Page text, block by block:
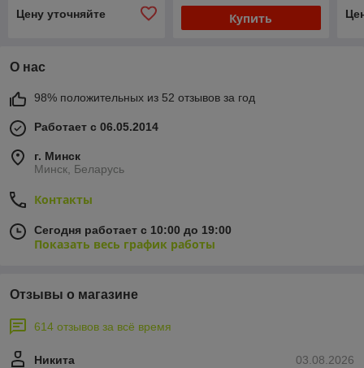
Цену уточняйте
Купить
О нас
98% положительных из 52 отзывов за год
Работает с 06.05.2014
г. Минск
Минск, Беларусь
Контакты
Сегодня работает с 10:00 до 19:00
Показать весь график работы
Отзывы о магазине
614 отзывов за всё время
03.08.2026
Никита